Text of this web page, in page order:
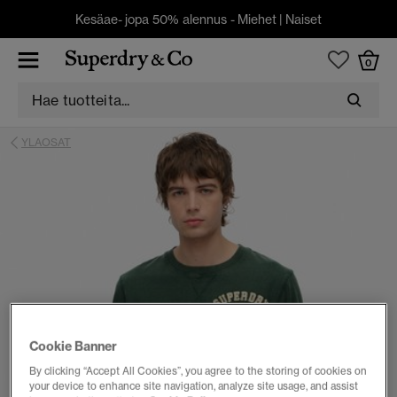
Kesäae- jopa 50% alennus - Miehet | Naiset
0
YLAOSAT
Cookie Banner
By clicking “Accept All Cookies”, you agree to the storing of cookies on
your device to enhance site navigation, analyze site usage, and assist